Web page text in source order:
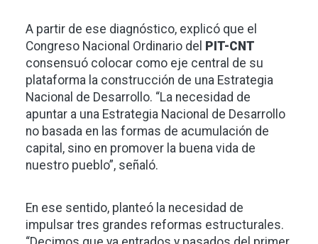
A partir de ese diagnóstico, explicó que el
Congreso Nacional Ordinario del
PIT-CNT
consensuó colocar como eje central de su
plataforma la construcción de una Estrategia
Nacional de Desarrollo. “La necesidad de
apuntar a una Estrategia Nacional de Desarrollo
no basada en las formas de acumulación de
capital, sino en promover la buena vida de
nuestro pueblo”, señaló.
En ese sentido, planteó la necesidad de
impulsar tres grandes reformas estructurales.